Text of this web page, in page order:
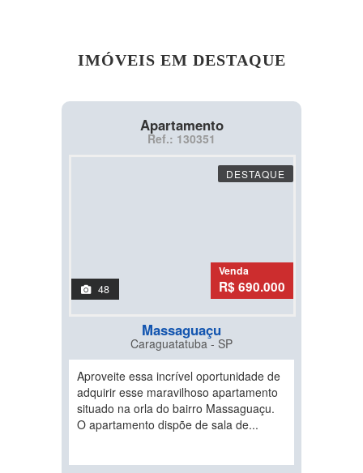
IMÓVEIS EM DESTAQUE
Apartamento
Ref.: 130351
DESTAQUE
48
Venda
R$ 690.000
Massaguaçu
Caraguatatuba - SP
Aproveite essa incrível oportunidade de
adquirir esse maravilhoso apartamento
situado na orla do bairro Massaguaçu.
O apartamento dispõe de sala de...